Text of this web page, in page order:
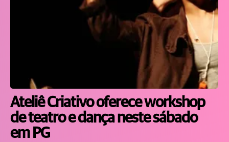
Ateliê Criativo oferece workshop
de teatro e dança neste sábado
em PG